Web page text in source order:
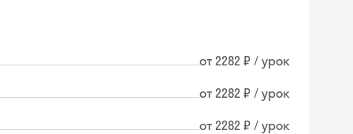
от 2282 ₽ / урок
от 2282 ₽ / урок
от 2282 ₽ / урок